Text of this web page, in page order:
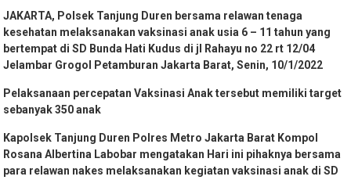
JAKARTA, Polsek Tanjung Duren bersama relawan tenaga
kesehatan melaksanakan vaksinasi anak usia 6 – 11 tahun yang
bertempat di SD Bunda Hati Kudus di jl Rahayu no 22 rt 12/04
Jelambar Grogol Petamburan Jakarta Barat, Senin, 10/1/2022
Pelaksanaan percepatan Vaksinasi Anak tersebut memiliki target
sebanyak 350 anak
Kapolsek Tanjung Duren Polres Metro Jakarta Barat Kompol
Rosana Albertina Labobar mengatakan Hari ini pihaknya bersama
para relawan nakes melaksanakan kegiatan vaksinasi anak di SD